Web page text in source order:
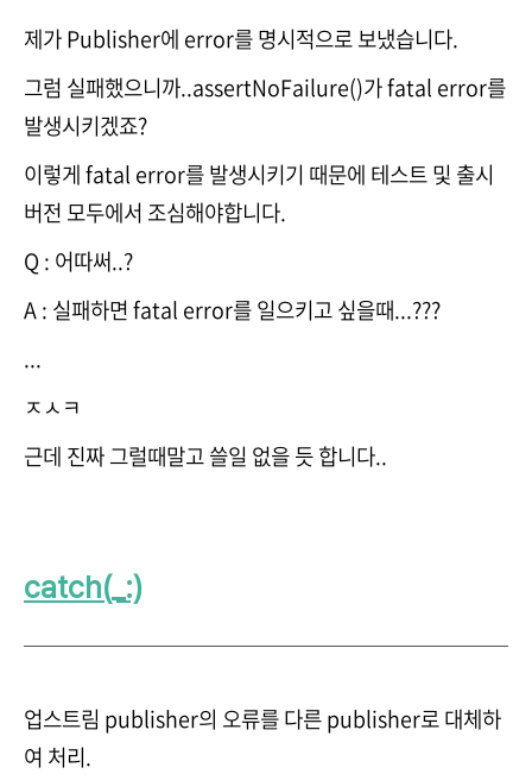
제가 Publisher에 error를 명시적으로 보냈습니다.
그럼 실패했으니까..assertNoFailure()가 fatal error를
발생시키겠죠?
이렇게 fatal error를 발생시키기 때문에 테스트 및 출시
버전 모두에서 조심해야합니다.
Q : 어따써..?
A : 실패하면 fatal error를 일으키고 싶을때...???
...
ㅈㅅㅋ
근데 진짜 그럴때말고 쓸일 없을 듯 합니다..
catch(_:)
업스트림 publisher의 오류를 다른 publisher로 대체하
여 처리.